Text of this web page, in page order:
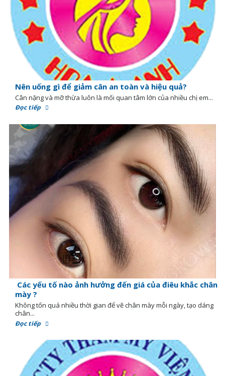
Nên uống gì để giảm cân an toàn và hiệu quả?
Cân nặng và mỡ thừa luôn là mối quan tâm lớn của nhiều chị em...
Đọc tiếp
Các yếu tố nào ảnh hưởng đến giá của điêu khắc chân
mày ?
Không tốn quá nhiều thời gian để vẽ chân mày mỗi ngày, tạo dáng
chân...
Đọc tiếp